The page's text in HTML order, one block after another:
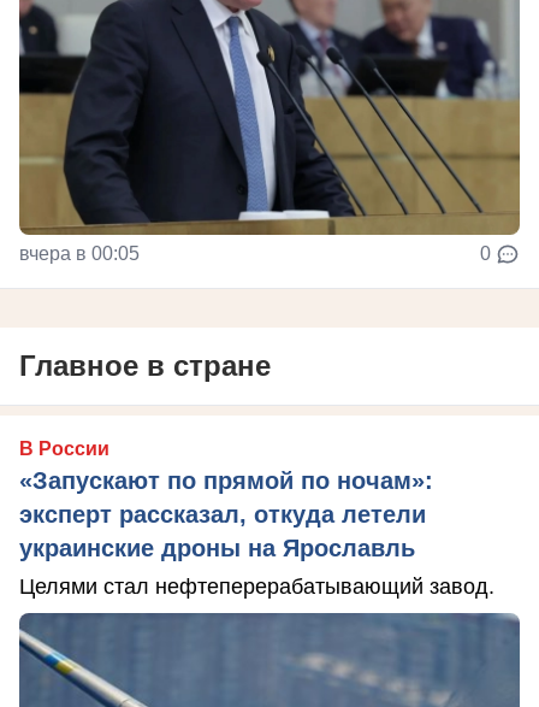
вчера в 00:05 0
Главное в стране
В России
«Запускают по прямой по ночам»:
эксперт рассказал, откуда летели
украинские дроны на Ярославль
Целями стал нефтеперерабатывающий завод.